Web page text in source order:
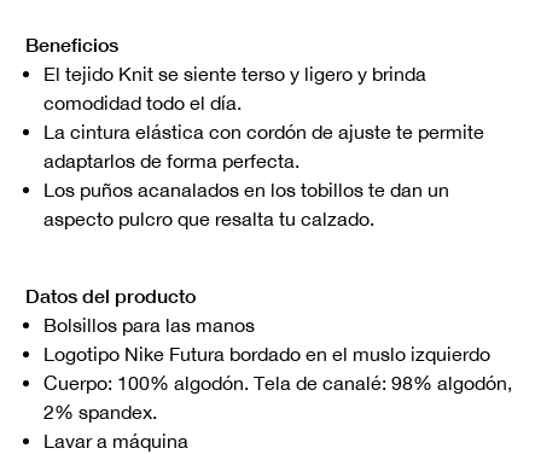
Beneficios
El tejido Knit se siente terso y ligero y brinda
comodidad todo el día.
La cintura elástica con cordón de ajuste te permite
adaptarlos de forma perfecta.
Los puños acanalados en los tobillos te dan un
aspecto pulcro que resalta tu calzado.
Datos del producto
Bolsillos para las manos
Logotipo Nike Futura bordado en el muslo izquierdo
Cuerpo: 100% algodón. Tela de canalé: 98% algodón,
2% spandex.
Lavar a máquina